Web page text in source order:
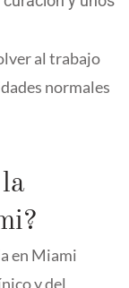
al trabajo
normales
en Miami
y del